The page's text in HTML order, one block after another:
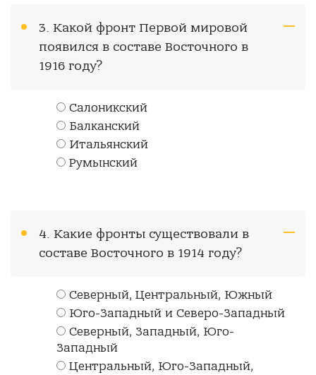
3. Какой фронт Первой мировой
появился в составе Восточного в
1916 году?
Салоникский
Балканский
Итальянский
Румынский
4. Какие фронты существовали в
составе Восточного в 1914 году?
Северный, Центральный, Южный
Юго-Западный и Северо-Западный
Северный, Западный, Юго-
Западный
Центральный, Юго-Западный,